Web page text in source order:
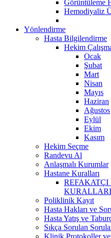
Görüntüleme
Hemodiyaliz
Yönlendirme
Hasta Bilgilendirme
Hekim
Ocak
Şubat
Mart
Nisan
Mayıs
Haziran
Ağustos
Eylül
Ekim
Kasım
Hekim Seçme
Randevu Al
Anlaşmalı Kurumlar
Hastane Kuralları
KURALLARI
Poliklinik Kayıt
Hasta Hakları ve
Hasta Yatış ve
Sıkça Sorulan
Klinik Protokoller